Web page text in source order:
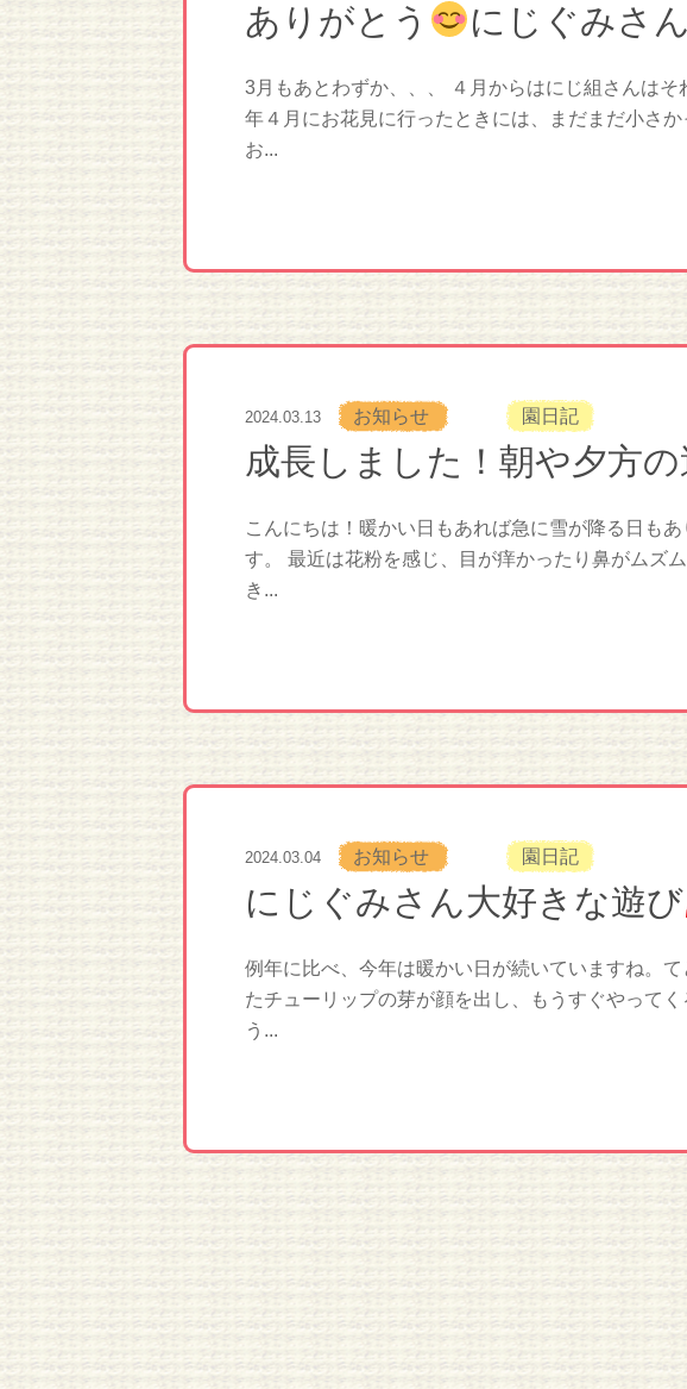
ありがとう にじぐみさん
3月もあとわずか、、、 ４月からはにじ組さんはそ
年４月にお花見に行ったときには、まだまだ小さ
お...
2024.03.13 お知らせ 園日記
成長しました！朝や夕方
こんにちは！暖かい日もあれば急に雪が降る日も
す。 最近は花粉を感じ、目が痒かったり鼻がムズ
き...
2024.03.04 お知らせ 園日記
にじぐみさん大好きな遊び
例年に比べ、今年は暖かい日が続いていますね。
たチューリップの芽が顔を出し、もうすぐやって
う...